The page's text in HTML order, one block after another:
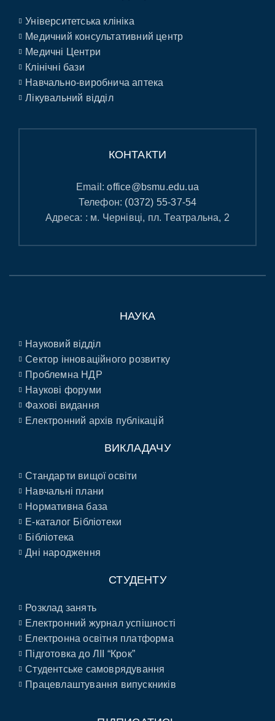
Університетська клініка
Медичний консультативний центр
Медичні Центри
Клінічні бази
Навчально-виробнича аптека
Лікувальний відділ
КОНТАКТИ
Email:office@bsmu.edu.ua
Телефон: (0372) 55-37-54
Адреса: : м. Чернівці, пл. Театральна, 2
НАУКА
Науковий відділ
Сектор інноваційного розвитку
Проблемна НДР
Наукові форуми
Фахові видання
Електронний архів публікацій
ВИКЛАДАЧУ
Стандарти вищої освіти
Навчальні плани
Нормативна база
E-каталог Бібліотеки
Бібліотека
Дні народження
СТУДЕНТУ
Розклад занять
Електронний журнал успішності
Електронна освітня платформа
Підготовка до ЛІІ “Крок”
Студентське самоврядування
Працевлаштування випускників